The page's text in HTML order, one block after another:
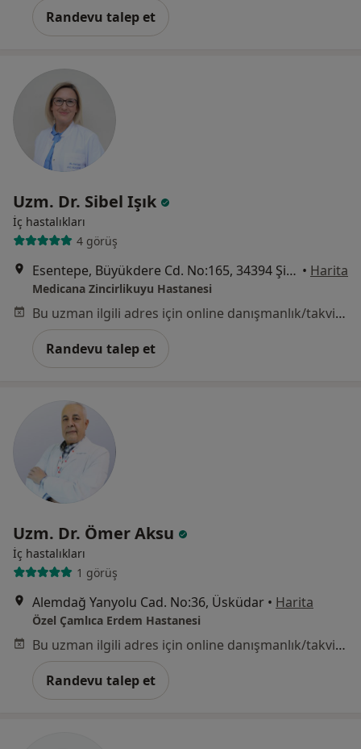
Randevu talep et
Uzm. Dr. Sibel Işık
İç hastalıkları
4 görüş
Esentepe, Büyükdere Cd. No:165, 34394 Şişli/İstanbul, İstanbul • Harita
Medicana Zincirlikuyu Hastanesi
Bu uzman ilgili adres için online danışmanlık/takvim sunmuyor.
Randevu talep et
Uzm. Dr. Ömer Aksu
İç hastalıkları
1 görüş
Alemdağ Yanyolu Cad. No:36, Üsküdar • Harita
Özel Çamlıca Erdem Hastanesi
Bu uzman ilgili adres için online danışmanlık/takvim sunmuyor.
Randevu talep et